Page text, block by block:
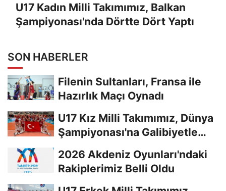
U17 Kadın Milli Takımımız, Balkan
Şampiyonası'nda Dörtte Dört Yaptı
SON HABERLER
Filenin Sultanları, Fransa ile
Hazırlık Maçı Oynadı
U17 Kız Milli Takımımız, Dünya
Şampiyonası'na Galibiyetle
2026 Akdeniz Oyunları'ndaki
Rakiplerimiz Belli Oldu